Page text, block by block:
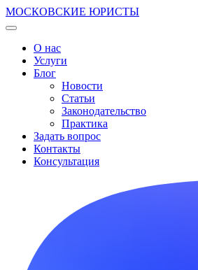
МОСКОВСКИЕ ЮРИСТЫ
О нас
Услуги
Блог
Новости
Статьи
Законодательство
Практика
Задать вопрос
Контакты
Консультация